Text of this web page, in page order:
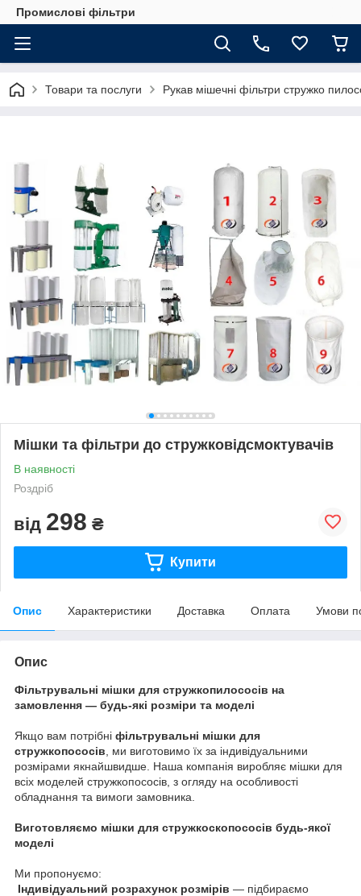
Промислові фільтри
Товари та послуги Рукав мішечні фільтри стружко
Мішки та фільтри до стружковідсмоктувачів
В наявності
Роздріб
від 298 ₴
Купити
Опис Характеристики Доставка Оплата Умови
Опис
Фільтрувальні мішки для стружкопилососів на
замовлення — будь-які розміри та моделі
Якщо вам потрібні фільтрувальні мішки для
стружкопососів , ми виготовимо їх за індивідуальними
розмірами якнайшвидше. Наша компанія виробляє мішки для
всіх моделей стружкопососів, з огляду на особливості
обладнання та вимоги замовника.
Виготовляємо мішки для стружкоскопососів будь-якої
моделі
Ми пропонуємо:
Індивідуальний розрахунок розмірів — підбираємо